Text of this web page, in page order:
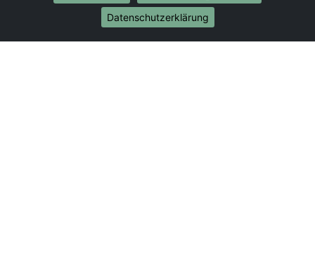
Umzug von Hamm nach Münster
Datenschutzerklärung